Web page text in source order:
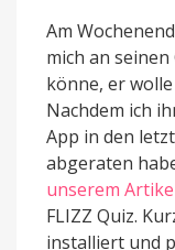
Am
mich an
könne, er
Nachdem ich
App in den
abgeraten
unserem
FLIZZ Quiz.
installiert und